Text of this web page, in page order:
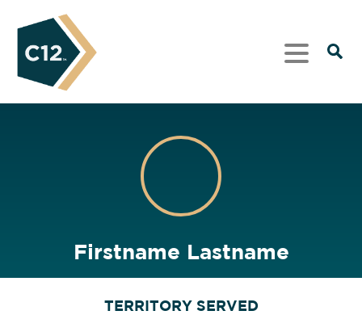
Firstname Lastname
TERRITORY SERVED